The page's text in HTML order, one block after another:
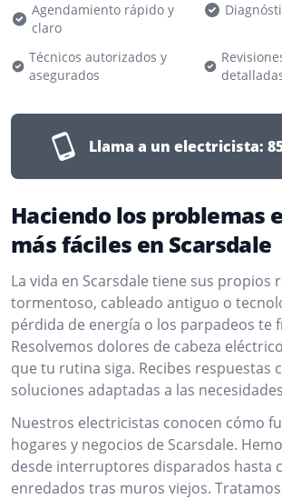
Agendamiento rápido y
claro
Técnicos autorizados y
asegurados
Llama a un electricista:
Haciendo los problemas
más fáciles en Scarsdale
La vida en Scarsdale tiene sus
tormentoso, cableado antiguo o
pérdida de energía o los parpadeos te
Resolvemos dolores de cabeza
que tu rutina siga. Recibes respuestas
soluciones adaptadas a las
Nuestros electricistas conocen cómo
hogares y negocios de Scarsdale.
desde interruptores disparados hasta
enredados tras muros viejos.